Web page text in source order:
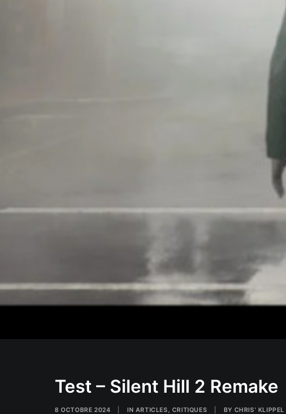
Test – Silent Hill 2 Remake
8 OCTOBRE 2024 IN ARTICLES, CRITIQUES BY CHRIS' KLIPPEL